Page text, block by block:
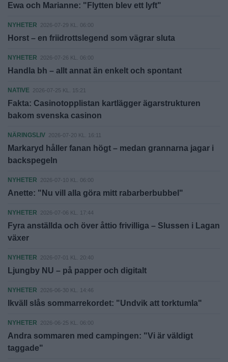
Ewa och Marianne: "Flytten blev ett lyft"
NYHETER 2026-07-29 KL. 06:00
Horst – en friidrottslegend som vägrar sluta
NYHETER 2026-07-26 KL. 06:00
Handla bh – allt annat än enkelt och spontant
NATIVE 2026-07-25 KL. 15:21
Fakta: Casinotopplistan kartlägger ägarstrukturen
bakom svenska casinon
NÄRINGSLIV 2026-07-20 KL. 16:11
Markaryd håller fanan högt – medan grannarna jagar i
backspegeln
NYHETER 2026-07-10 KL. 06:00
Anette: "Nu vill alla göra mitt rabarberbubbel"
NYHETER 2026-07-06 KL. 17:44
Fyra anställda och över åttio frivilliga – Slussen i Lagan
växer
NYHETER 2026-07-01 KL. 20:40
Ljungby NU – på papper och digitalt
NYHETER 2026-06-30 KL. 14:46
Ikväll slås sommarrekordet: "Undvik att torktumla"
NYHETER 2026-06-25 KL. 06:00
Andra sommaren med campingen: "Vi är väldigt
taggade"